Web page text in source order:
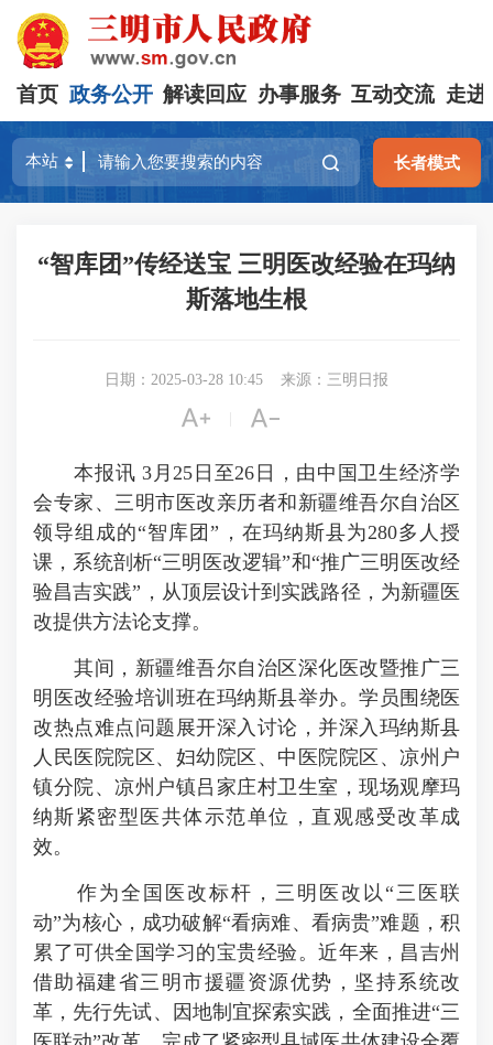
首页 政务公开 解读回应 办事服务 互动交流 走进
长者模式
“智库团”传经送宝 三明医改经验在玛纳
斯落地生根
日期：2025-03-28 10:45 来源：三明日报
 
本报讯 3月25日至26日，由中国卫生经济学
会专家、三明市医改亲历者和新疆维吾尔自治区
领导组成的“智库团”，在玛纳斯县为280多人授
课，系统剖析“三明医改逻辑”和“推广三明医改经
验昌吉实践”，从顶层设计到实践路径，为新疆医
改提供方法论支撑。
其间，新疆维吾尔自治区深化医改暨推广三
明医改经验培训班在玛纳斯县举办。学员围绕医
改热点难点问题展开深入讨论，并深入玛纳斯县
人民医院院区、妇幼院区、中医院院区、凉州户
镇分院、凉州户镇吕家庄村卫生室，现场观摩玛
纳斯紧密型医共体示范单位，直观感受改革成
效。
作为全国医改标杆，三明医改以“三医联
动”为核心，成功破解“看病难、看病贵”难题，积
累了可供全国学习的宝贵经验。近年来，昌吉州
借助福建省三明市援疆资源优势，坚持系统改
革，先行先试、因地制宜探索实践，全面推进“三